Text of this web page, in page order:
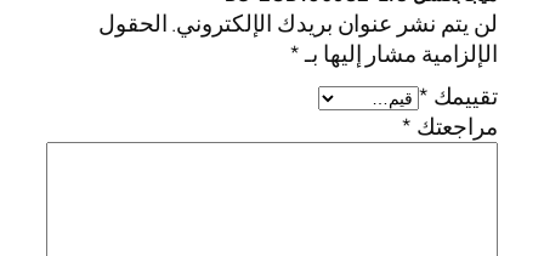
لن يتم نشر عنوان بريدك الإلكتروني.الحقول
الإلزامية مشار إليها بـ*
تقييمك *
مراجعتك *